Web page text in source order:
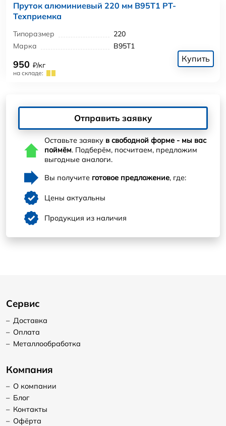
Пруток алюминиевый 220 мм В95Т1 РТ-
Техприемка
Типоразмер
220
Марка
В95Т1
950 ₽/кг
на складе:
Купить
Отправить заявку
Оставьте заявку в свободной форме - мы вас
поймём. Подберём, посчитаем, предложим
выгодные аналоги.
Вы получите готовое предложение, где:
Цены актуальны
Продукция из наличия
Сервис
– Доставка
– Оплата
– Металлообработка
Компания
– О компании
– Блог
– Контакты
– Офёрта